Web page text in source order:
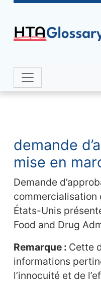
Navigation and
demande
mise en
Demande
commercialisation
États-Unis
Food and Drug
Remarque : Cette
informations
l’innocuité et de
Site identity,